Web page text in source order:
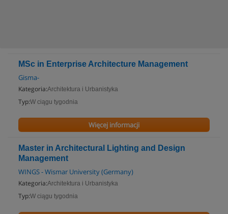
MSc in Enterprise Architecture Management
Gisma-
Kategoria:Architektura i Urbanistyka
Typ:W ciągu tygodnia
Więcej informacji
Master in Architectural Lighting and Design
Management
WINGS - Wismar University (Germany)
Kategoria:Architektura i Urbanistyka
Typ:W ciągu tygodnia